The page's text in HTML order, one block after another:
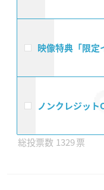
映像特典「限定
ノンクレジッ
1329